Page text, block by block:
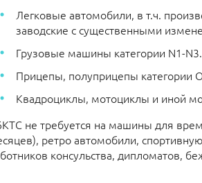
Легковые автомобили, в т.ч.
заводские с существенными
Грузовые машины категории N1-N3.
Прицепы, полуприцепы категории
Квадроциклы, мотоциклы и иной
не требуется на машины для
ретро автомобили,
консульства, дипломатов,